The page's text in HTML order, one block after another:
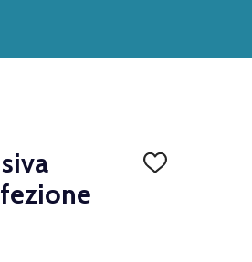
AGGIUNGI